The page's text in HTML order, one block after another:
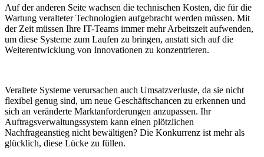
Auf der anderen Seite wachsen die technischen Kosten, die für die
Wartung veralteter Technologien aufgebracht werden müssen. Mit
der Zeit müssen Ihre IT-Teams immer mehr Arbeitszeit aufwenden,
um diese Systeme zum Laufen zu bringen, anstatt sich auf die
Weiterentwicklung von Innovationen zu konzentrieren.
Veraltete Systeme verursachen auch Umsatzverluste, da sie nicht
flexibel genug sind, um neue Geschäftschancen zu erkennen und
sich an veränderte Marktanforderungen anzupassen. Ihr
Auftragsverwaltungssystem kann einen plötzlichen
Nachfrageanstieg nicht bewältigen? Die Konkurrenz ist mehr als
glücklich, diese Lücke zu füllen.